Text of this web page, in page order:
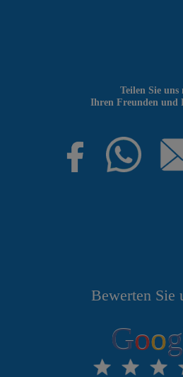
Bewerten Sie
Goog
Teilen Sie uns
Ihren Freunden und